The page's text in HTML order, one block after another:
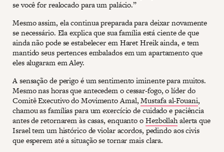
se você for realocado para um palácio.”
Mesmo assim, ela continua preparada para deixar novamente
se necessário. Ela explica que sua família está ciente de que
ainda não pode se estabelecer em Haret Hreik ainda, e tem
mantido seus pertences embalados em um apartamento que
eles alugaram em Aley.
A sensação de perigo é um sentimento iminente para muitos.
Mesmo nas horas que antecedem o cessar-fogo, o líder do
Comitê Executivo do Movimento Amal,Mustafa al-Fouani,
chamou as famílias para um exercício de cuidado e paciência
antes de retornarem às casas, enquanto oHezbollahalerta que
Israel tem um histórico de violar acordos, pedindo aos civis
que esperem até a situação se tornar mais clara.